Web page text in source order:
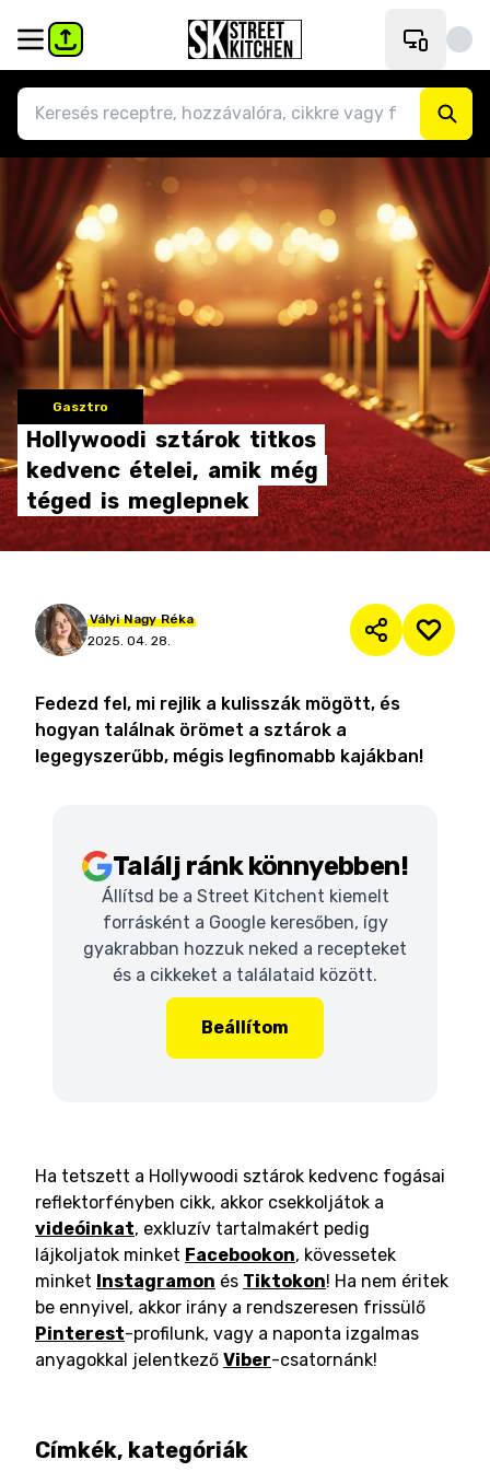
Gasztro
Hollywoodi sztárok titkos
kedvenc ételei, amik még
téged is meglepnek
Vályi Nagy Réka
2025. 04. 28.
Fedezd fel, mi rejlik a kulisszák mögött, és
hogyan találnak örömet a sztárok a
legegyszerűbb, mégis legfinomabb kajákban!
Találj ránk könnyebben!
Állítsd be a Street Kitchent kiemelt
forrásként a Google keresőben, így
gyakrabban hozzuk neked a recepteket
és a cikkeket a találataid között.
Beállítom
Ha tetszett a Hollywoodi sztárok kedvenc fogásai
reflektorfényben cikk, akkor csekkoljátok a
videóinkat, exkluzív tartalmakért pedig
lájkoljatok minket Facebookon, kövessetek
minket Instagramon és Tiktokon! Ha nem éritek
be ennyivel, akkor irány a rendszeresen frissülő
Pinterest-profilunk, vagy a naponta izgalmas
anyagokkal jelentkező Viber-csatornánk!
Címkék, kategóriák